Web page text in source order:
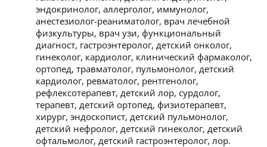
эндокринолог, аллерголог, иммунолог,
анестезиолог-реаниматолог, врач лечебной
физкультуры, врач узи, функциональный
диагност, гастроэнтеролог, детский онколог,
гинеколог, кардиолог, клинический фармаколог,
ортопед, травматолог, пульмонолог, детский
кардиолог, ревматолог, рентгенолог,
рефлексотерапевт, детский лор, сурдолог,
терапевт, детский ортопед, физиотерапевт,
хирург, эндоскопист, детский пульмонолог,
детский нефролог, детский гинеколог, детский
офтальмолог, детский гастроэнтеролог, лор.